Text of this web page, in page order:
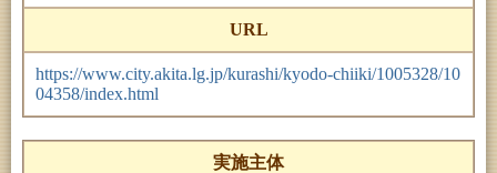
URL
https://www.city.akita.lg.jp/kurashi/kyodo-chiiki/1005328/10
04358/index.html
実施主体